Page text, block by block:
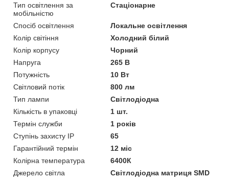
Тип освітлення за
мобільністю
Стаціонарне
Спосіб освітлення
Локальне освітлення
Колір світіння
Холодний білий
Колір корпусу
Чорний
Напруга
265 В
Потужність
10 Вт
Світловий потік
800 лм
Тип лампи
Світлодіодна
Кількість в упаковці
1 шт.
Термін служби
1 років
Ступінь захисту IP
65
Гарантійний термін
12 міс
Колірна температура
6400К
Джерело світла
Світлодіодна матриця SMD